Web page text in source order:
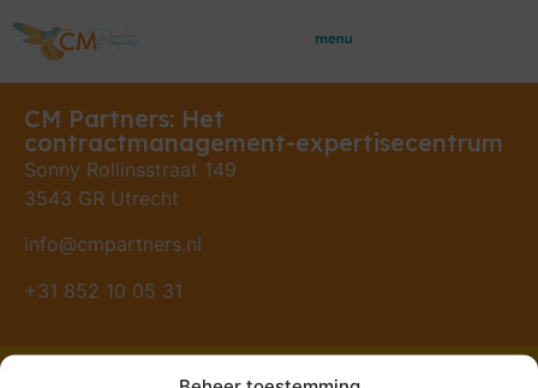
CM Partners: Het
contractmanagement-expertisecentrum
Sonny Rollinsstraat 149
3543 GR Utrecht
info@cmpartners.nl
+31 852 10 05 31